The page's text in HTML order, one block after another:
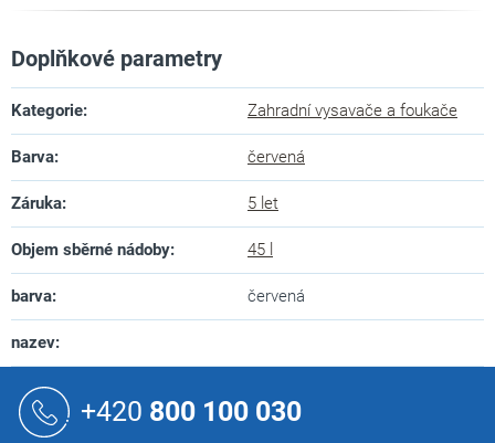
Doplňkové parametry
Kategorie: Zahradní vysavače a foukače
Barva: červená
Záruka: 5 let
Objem sběrné nádoby: 45 l
barva: červená
nazev:
+420 800 100 030